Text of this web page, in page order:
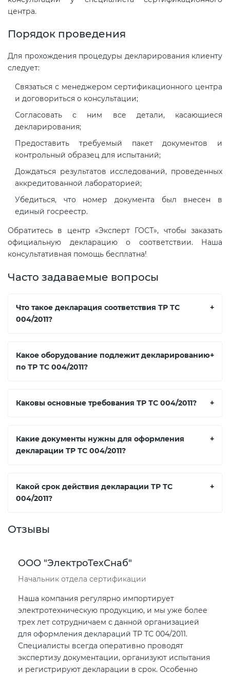
центра.
Порядок проведения
Для прохождения процедуры декларирования клиенту
следует:
Связаться с менеджером сертификационного центра
и договориться о консультации;
Согласовать с ним все детали, касающиеся
декларирования;
Предоставить требуемый пакет документов и
контрольный образец для испытаний;
Дождаться результатов исследований, проведенных
аккредитованной лабораторией;
Убедиться, что номер документа был внесен в
единый госреестр.
Обратитесь в центр «Эксперт ГОСТ», чтобы заказать
официальную декларацию о соответствии. Наша
консультативная помощь бесплатна!
Часто задаваемые вопросы
Что такое декларация соответствия ТР ТС
004/2011?
+
Какое оборудование подлежит декларированию
по ТР ТС 004/2011?
+
Каковы основные требования ТР ТС 004/2011? +
Какие документы нужны для оформления
декларации ТР ТС 004/2011?
+
Какой срок действия декларации ТР ТС
004/2011?
+
Отзывы
ООО "ЭлектроТехСнаб"
Начальник отдела сертификации
Наша компания регулярно импортирует
электротехническую продукцию, и мы уже более
трех лет сотрудничаем с данной организацией
для оформления деклараций ТР ТС 004/2011.
Специалисты всегда оперативно проводят
экспертизу документации, организуют испытания
и регистрируют декларации в срок. Особенно